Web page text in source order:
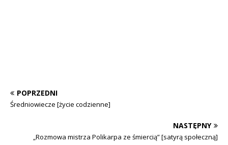
POPRZEDNI
Średniowiecze [życie codzienne]
NASTĘPNY
„Rozmowa mistrza Polikarpa ze śmiercią” [satyrą społeczną]